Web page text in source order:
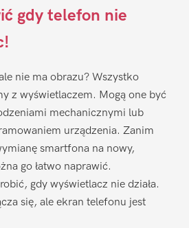
gdy telefon nie
nie ma obrazu? Wszystko
z wyświetlaczem. Mogą one być
mechanicznymi lub
urządzenia. Zanim
smartfona na nowy,
go łatwo naprawić.
gdy wyświetlacz nie działa.
się, ale ekran telefonu jest